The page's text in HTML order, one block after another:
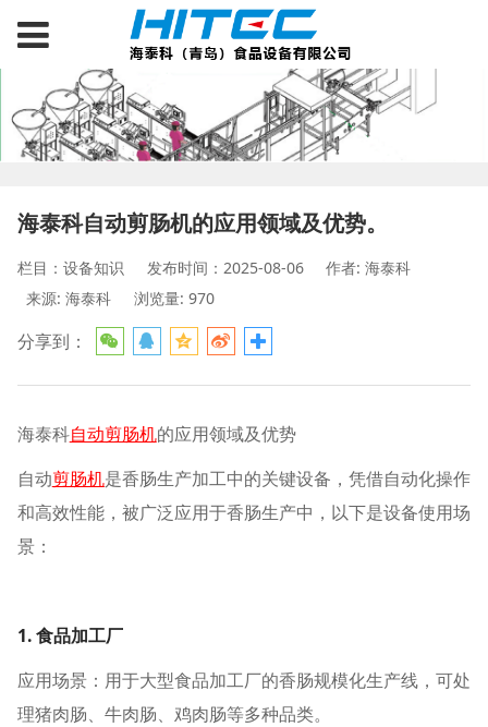
海泰科自动剪肠机的应用领域及优势。
栏目：设备知识 发布时间：2025-08-06
作者: 海泰科
来源: 海泰科
浏览量: 970
分享到：
海泰科自动剪肠机的应用领域及优势
自动剪肠机是香肠生产加工中的关键设备，凭借自动化操作
和高效性能，被广泛应用于香肠生产中，以下是设备使用场
景：
1. 食品加工厂
应用场景：用于大型食品加工厂的香肠规模化生产线，可处
理猪肉肠、牛肉肠、鸡肉肠等多种品类。